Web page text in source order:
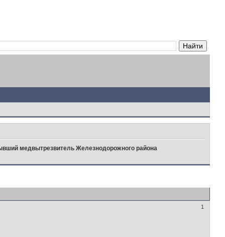
медвытрезвитель Железнодорожного района
1